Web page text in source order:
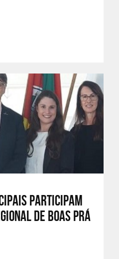
Participam
de Boas Prá